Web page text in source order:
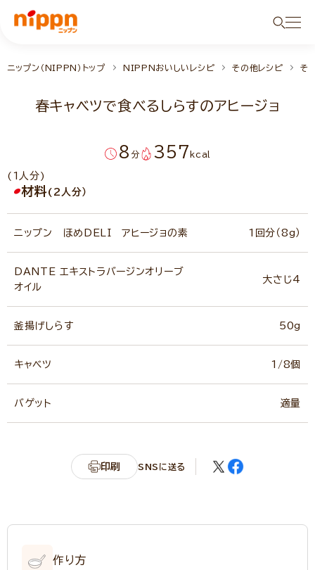
ニップン（NIPPN）トップ NIPPNおいしいレシピ その他レシピ そ
春キャベツで食べるしらすのアヒージョ
8 分 357kcal
(1人分)
材料(2人分）
ニップン ほめDELI アヒージョの素 1回分（8g）
DANTE エキストラバージンオリーブ
オイル
大さじ4
釜揚げしらす 50g
キャベツ 1/8個
バゲット 適量
印刷 SNSに送る
作り方